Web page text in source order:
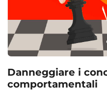
Danneggiare i
comportamentali